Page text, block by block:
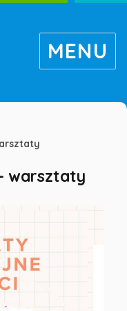
MENU
warsztaty